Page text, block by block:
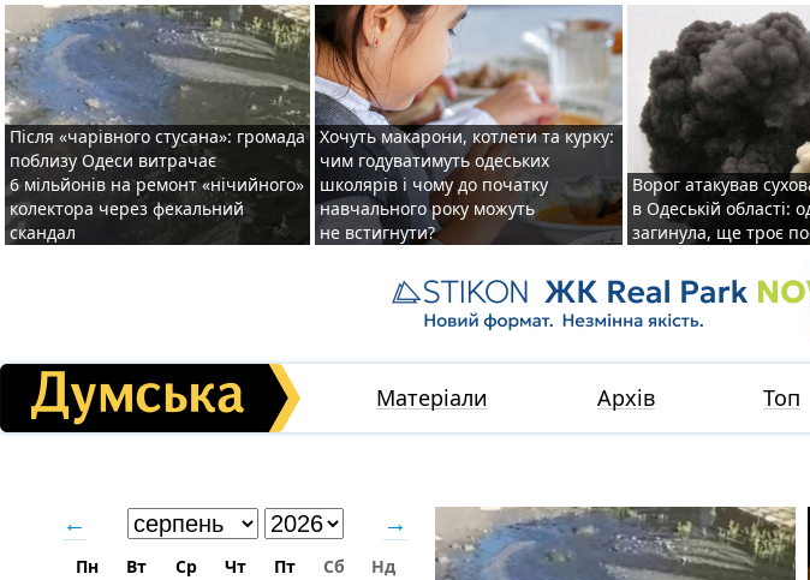
Після «чарівного стусана»: громада
поблизу Одеси витрачає
6 мільйонів на ремонт «нічийного»
колектора через фекальний
скандал
Хочуть макарони, котлети та курку:
чим годуватимуть одеських
школярів і чому до початку
навчального року можуть
не встигнути?
Ворог атакував
в Одеській області:
загинула, ще троє
Матеріали Архів Топ
← →
Пн Вт Ср Чт Пт Сб
Нд